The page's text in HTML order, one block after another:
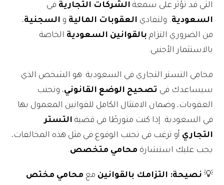
التي قد تؤثر على سمعة الشركات التجارية في
السعودية. ولتفادي العقوبات المالية و السجنية،
من الضروري التزام بالقوانين السعودية الخاصة
بالاستثمار الأجنبي.
محامي التستر التجاري في السعودية هو الشخص الذي
سيساعدك في تصحيح الوضع القانوني، وتجنب
العقوبات، وضمان الامتثال الكامل للقوانين المعمول بها
في السعودية. إذا كنت متورطًا في قضية التستر
التجاري أو ترغب في تجنب الوقوع في مثل هذه المخالفات،
يجب عليك استشارة محامي متخصص.
💡 نصيحة: التزامك بالقوانين مع محامي مختص